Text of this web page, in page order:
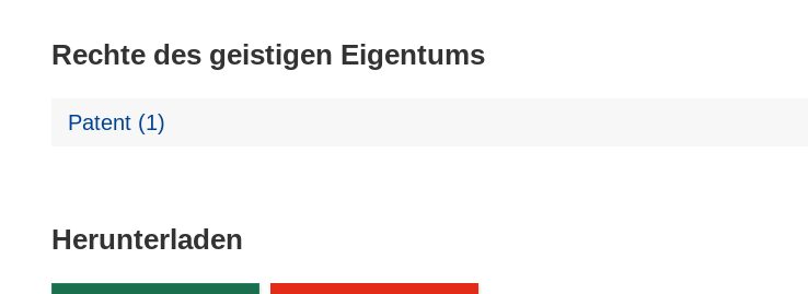
Rechte des geistigen Eigentums
Patent (1)
Herunterladen